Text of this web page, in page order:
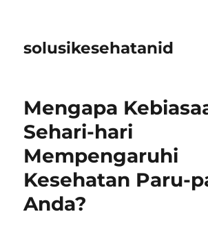
solusikesehatanid
Mengapa
Sehari-hari
Mempengaruhi
Kesehatan Paru-
Anda?